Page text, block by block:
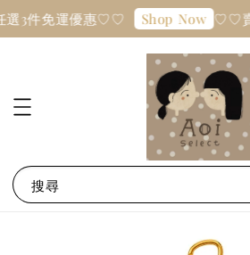
3件免運優惠♡♡ Shop Now ♡♡
搜尋